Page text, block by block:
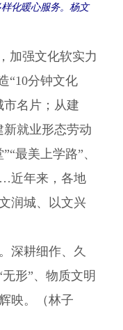
化暖心服务。杨文
强文化软实力
“10分钟文化
市名片；从建
新就业形态劳动
最美上学路”、
近年来，各地
润城、以文兴
耕细作、久
形”、物质文明
映。（林子